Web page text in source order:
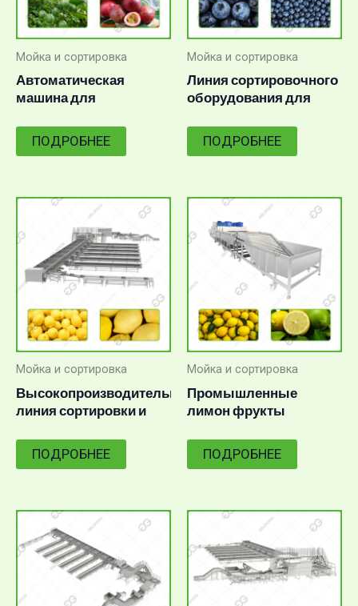
Мойка и сортировка
Автоматическая
машина для
калибровки маракуйи
ПОДРОБНЕЕ
Мойка и сортировка
Линия сортировочного
оборудования для
производительности
ПОДРОБНЕЕ
Мойка и сортировка
Высокопроизводительная
линия сортировки и
ПОДРОБНЕЕ
Мойка и сортировка
Промышленные
лимон фрукты
линия
ПОДРОБНЕЕ